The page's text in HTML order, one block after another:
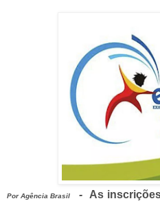
PorAgência Brasil -
As